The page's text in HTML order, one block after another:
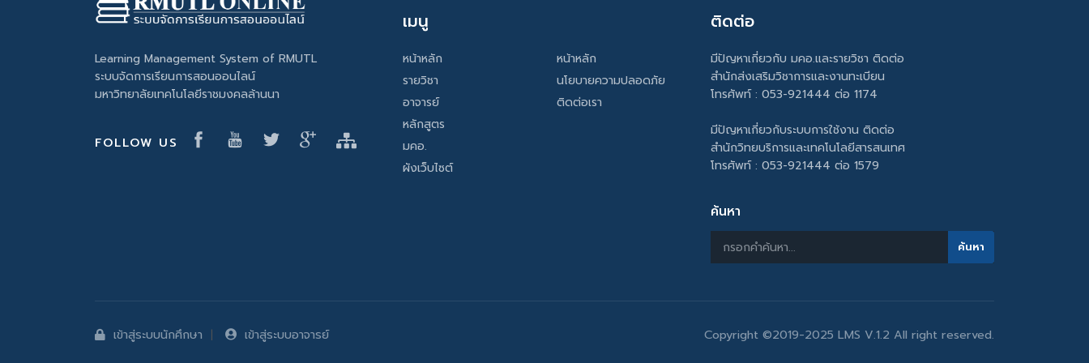
Learning Management System of RMUTL
ระบบจัดการเรียนการสอนออนไลน์
มหาวิทยาลัยเทคโนโลยีราชมงคลล้านนา
FOLLOW US
เมนู
หน้าหลัก
รายวิชา
อาจารย์
หลักสูตร
มคอ.
ผังเว็บไซต์
หน้าหลัก
นโยบายความปลอดภัย
ติดต่อเรา
ติดต่อ
มีปัญหาเกี่ยวกับ มคอ.และรายวิชา ติดต่อ
สำนักส่งเสริมวิชาการและงานทะเบียน
โทรศัพท์ : 053-921444 ต่อ 1174
มีปัญหาเกี่ยวกับระบบการใช้งาน ติดต่อ
สำนักวิทยบริการและเทคโนโลยีสารสนเทศ
โทรศัพท์ : 053-921444 ต่อ 1579
ค้นหา
เข้าสู่ระบบนักศึกษา เข้าสู่ระบบอาจารย์ Copyright ©2019-2025 LMS V.1.2 All right reserved.